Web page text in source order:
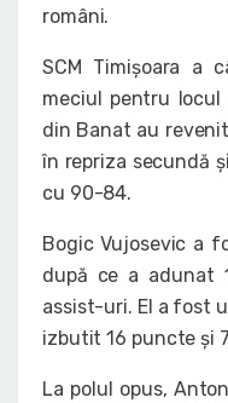
români.
SCM Timișoara a
meciul pentru locul
din Banat au
în repriza secundă
cu 90-84.
Bogic Vujosevic a
după ce a adunat
assist-uri. El a fost
izbutit 16 puncte și
La polul opus,